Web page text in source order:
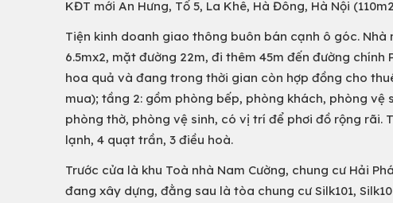
KĐT mới An Hưng, Tổ 5, La Khê, Hà Đông, Hà Nội
Tiện kinh doanh giao thông buôn bán cạnh ô góc.
6.5mx2, mặt đường 22m, đi thêm 45m đến đường chính
hoa quả và đang trong thời gian còn hợp đồng cho
mua); tầng 2: gồm phòng bếp, phòng khách, phòng vệ
phòng thờ, phòng vệ sinh, có vị trí để phơi đồ rộng rãi.
lạnh, 4 quạt trần, 3 điều hoà.
Trước cửa là khu Toà nhà Nam Cường, chung cư Hải
đang xây dựng, đằng sau là tòa chung cư Silk101,